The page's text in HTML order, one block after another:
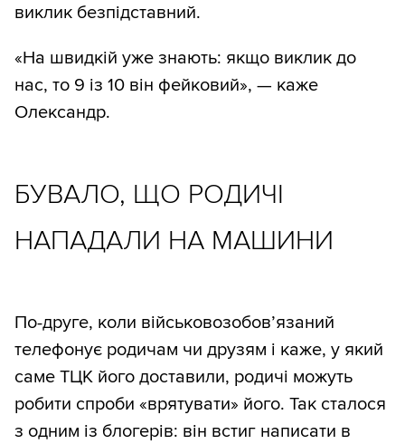
виклик безпідставний.
«На швидкій уже знають: якщо виклик до
нас, то 9 із 10 він фейковий», — каже
Олександр.
БУВАЛО, ЩО РОДИЧІ
НАПАДАЛИ НА МАШИНИ
По-друге, коли військовозобов’язаний
телефонує родичам чи друзям і каже, у який
саме ТЦК його доставили, родичі можуть
робити спроби «врятувати» його. Так сталося
з одним із блогерів: він встиг написати в